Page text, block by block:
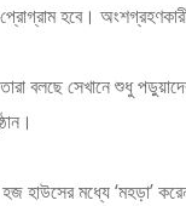
হবে।
বলছে সেখানে শুধু
হাউসের মধ্যে ‘মহড়া’